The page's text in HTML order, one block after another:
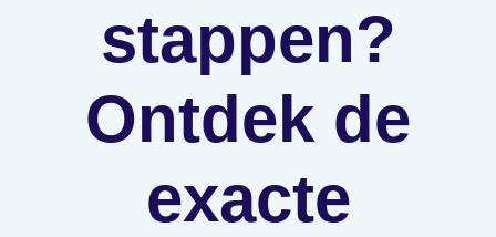
stappen?
Ontdek de
exacte